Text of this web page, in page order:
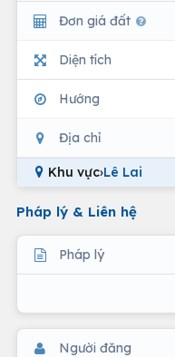
Đơn giá đất
Diện tích
Hướng
Địa chỉ
Khu vực›Lê Lai
Pháp lý & Liên hệ
Pháp lý
Người đăng